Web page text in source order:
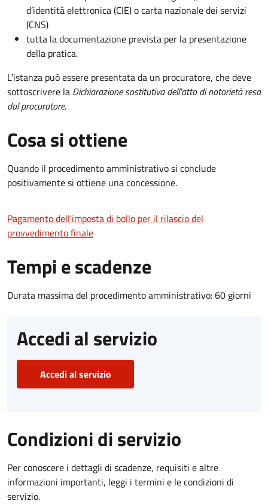
d’identità elettronica (CIE) o carta nazionale dei servizi
(CNS)
tutta la documentazione prevista per la presentazione
della pratica.
L'istanza può essere presentata da un procuratore, che deve
sottoscrivere la Dichiarazione sostitutiva dell'atto di notorietà resa
dal procuratore.
Cosa si ottiene
Quando il procedimento amministrativo si conclude
positivamente si ottiene una concessione.
Pagamento dell'imposta di bollo per il rilascio del
provvedimento finale
Tempi e scadenze
Durata massima del procedimento amministrativo: 60 giorni
Accedi al servizio
Accedi al servizio
Condizioni di servizio
Per conoscere i dettagli di scadenze, requisiti e altre
informazioni importanti, leggi i termini e le condizioni di
servizio.